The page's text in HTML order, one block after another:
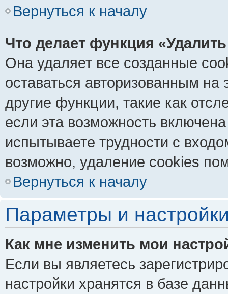
Вернуться к началу
Что делает функция
Она удаляет все созданные
оставаться авторизованным
другие функции, такие как
если эта возможность
испытываете трудности с
возможно, удаление cookies
Вернуться к началу
Параметры и
Как мне изменить мои
Если вы являетесь
настройки хранятся в базе